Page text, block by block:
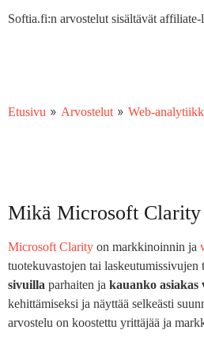
Softia.fi:n arvostelut sisältävät
Etusivu » Arvostelut» Web-
Mikä Microsoft Clarity
Microsoft Clarity on markkinoinnin ja
tuotekuvastojen tai
sivuilla parhaiten ja kauanko asiakas
kehittämiseksi ja näyttää selkeästi
arvostelu on koostettu yrittäjää ja